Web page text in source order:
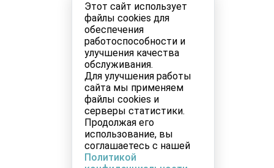
Этот сайт использует
файлы cookies для
обеспечения
работоспособности и
улучшения качества
обслуживания.
Для улучшения работы
сайта мы применяем
файлы cookies и
серверы статистики.
Продолжая его
использование, вы
соглашаетесь с нашей
Политикой